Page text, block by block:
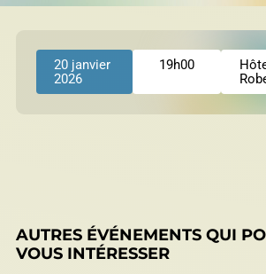
Réinitialiser
Développement éolien
Fonds, programmes et appels
20 janvier
2026
19h00
AUTRES ÉVÉNEMENTS QUI
VOUS INTÉRESSER